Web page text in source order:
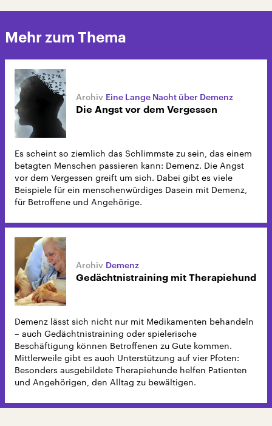
Mehr zum Thema
Eine Lange Nacht über Demenz
Die Angst vor dem Vergessen
Es scheint so ziemlich das Schlimmste zu sein, das einem
betagten Menschen passieren kann: Demenz. Die Angst
vor dem Vergessen greift um sich. Dabei gibt es viele
Beispiele für ein menschenwürdiges Dasein mit Demenz,
für Betroffene und Angehörige.
Demenz
Gedächtnistraining mit Therapiehund
Demenz lässt sich nicht nur mit Medikamenten behandeln
– auch Gedächtnistraining oder spielerische
Beschäftigung können Betroffenen zu Gute kommen.
Mittlerweile gibt es auch Unterstützung auf vier Pfoten:
Besonders ausgebildete Therapiehunde helfen Patienten
und Angehörigen, den Alltag zu bewältigen.